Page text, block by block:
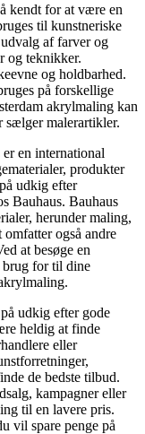
kendt for at være en
til kunstneriske
af farver og
og teknikker.
og holdbarhed.
på forskellige
akrylmaling kan
sælger malerartikler.
en international
produkter
udkig efter
Bauhaus. Bauhaus
herunder maling,
også andre
at besøge en
brug for til dine
udkig efter gode
heldig at finde
eller
de bedste tilbud.
kampagner eller
til en lavere pris.
vil spare penge på